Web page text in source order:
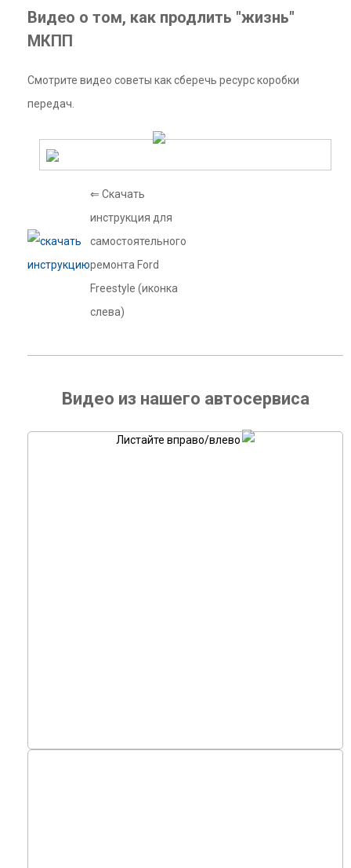
Видео о том, как продлить "жизнь"
МКПП
Смотрите видео советы как сберечь ресурс коробки
передач.
⇐ Скачать
инструкция для
самостоятельного
ремонта Ford
Freestyle (иконка
слева)
Видео из нашего автосервиса
Листайте вправо/влево